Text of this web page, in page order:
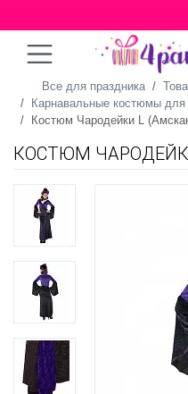
Все для праздника
Карнавальные костюмы для
Костюм Чародейки L
КОСТЮМ